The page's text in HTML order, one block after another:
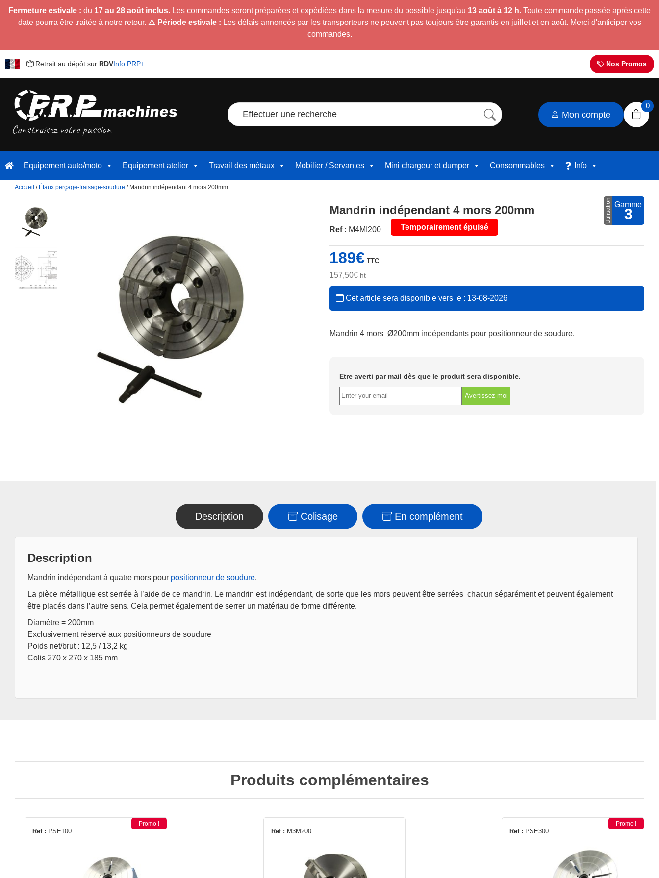
Fermeture estivale : du 17 au 28 août inclus. Les commandes seront préparées et expédiées dans la mesure du possible jusqu'au 13 août à 12 h. Toute commande passée après cette
date pourra être traitée à notre retour. ⚠️ Période estivale : Les délais annoncés par les transporteurs ne peuvent pas toujours être garantis en juillet et en août. Merci d'anticiper vos
commandes.
Retrait au dépôt sur RDVInfo PRP+ Nos Promos
Effectuer une recherche Mon compte
0
Equipement auto/moto Equipement atelier Travail des métaux Mobilier / Servantes Mini chargeur et dumper Consommables Info
Accueil / Étaux perçage-fraisage-soudure / Mandrin indépendant 4 mors 200mm
Mandrin indépendant 4 mors 200mm
Ref : M4MI200 Temporairement épuisé
Utilisation Gamme
3
189€ TTC
157,50€ ht
Cet article sera disponible vers le : 13-08-2026
Mandrin 4 mors Ø200mm indépendants pour positionneur de soudure.
Etre averti par mail dès que le produit sera disponible.
Avertissez-moi
Description Colisage En complément
Description
Mandrin indépendant à quatre mors pour positionneur de soudure.
La pièce métallique est serrée à l’aide de ce mandrin. Le mandrin est indépendant, de sorte que les mors peuvent être serrées chacun séparément et peuvent également
être placés dans l’autre sens. Cela permet également de serrer un matériau de forme différente.
Diamètre = 200mm
Exclusivement réservé aux positionneurs de soudure
Poids net/brut : 12,5 / 13,2 kg
Colis 270 x 270 x 185 mm
Produits complémentaires
Ref : PSE100
Promo !
Ref : M3M200 Ref : PSE300
Promo !